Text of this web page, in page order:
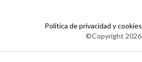
Política de privacidad y cookies
©Copyright 2026